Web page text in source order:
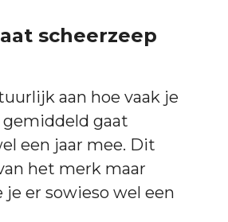
scheerzeep
aan hoe vaak je
gaat
een jaar mee. Dit
het merk maar
er sowieso wel een